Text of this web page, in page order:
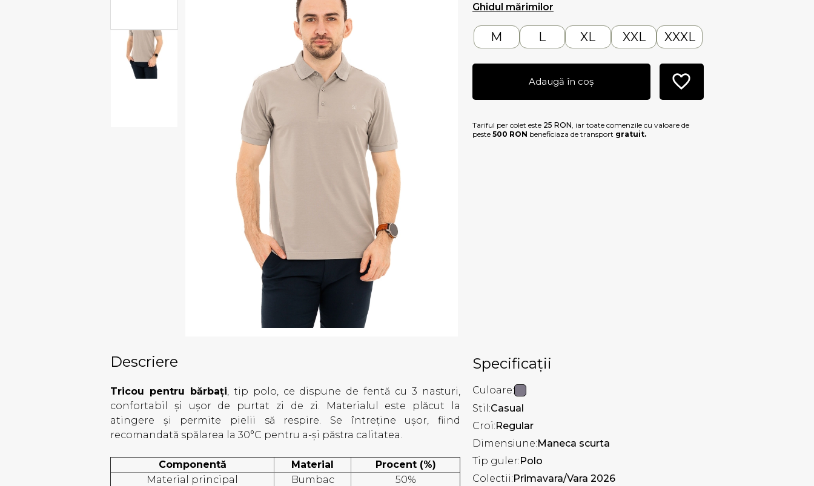
Ghidul mărimilor
M L XL XXL XXXL
Adaugă în coș
Tariful per colet este 25 RON , iar toate comenzile cu valoare de
peste 500 RON beneficiaza de transport gratuit.
Descriere
Tricou pentru bărbați, tip polo, ce dispune de fentă cu 3 nasturi,
confortabil și ușor de purtat zi de zi. Materialul este plăcut la
atingere și permite pielii să respire. Se întreține ușor, fiind
recomandată spălarea la 30°C pentru a-și păstra calitatea.
Componentă Material
Procent (%)
Material principal
Bumbac
50%
Specificații
Culoare:
Stil:Casual
Croi:Regular
Dimensiune:Maneca scurta
Tip guler:Polo
Colectii:Primavara/Vara 2026